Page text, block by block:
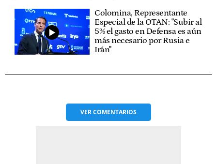
Colomina, Representante
Especial de la OTAN: "Subir al
5% el gasto en Defensa es aún
más necesario por Rusia e
Irán"
VERCOMENTARIOS